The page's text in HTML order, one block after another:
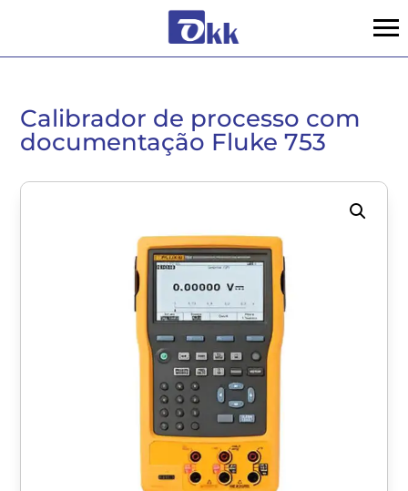
Calibrador de processo com
documentação Fluke 753